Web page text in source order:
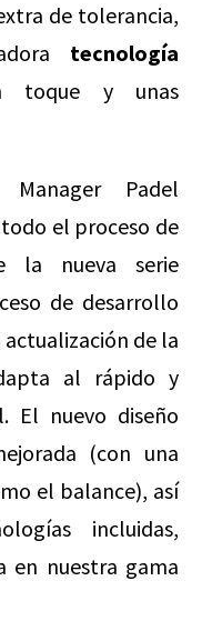
de tolerancia,
tecnología
toque y unas
Manager Padel
el proceso de
la nueva serie
de desarrollo
de la
al rápido y
El nuevo diseño
(con una
el balance), así
incluidas,
en nuestra gama